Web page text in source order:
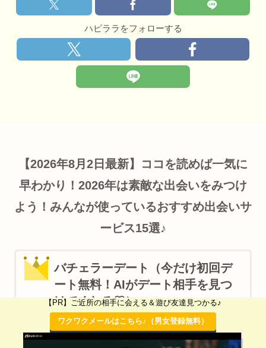
【PR】ご近所の相手に会える＆遊び友達見つかる♪
ワクワクメールはこちら♪（男女登録無料）
ハピララをフォローする
【2026年8月2日最新】ココを読めば一気に
早わかり！2026年は素敵な出会いをみつけ
よう！みんなが使っているおすすめ出会いサ
ービス15選♪
バチェラーデート（今だけ初回デ
ート無料！AIがデート相手を見つ
けてくれる♡）